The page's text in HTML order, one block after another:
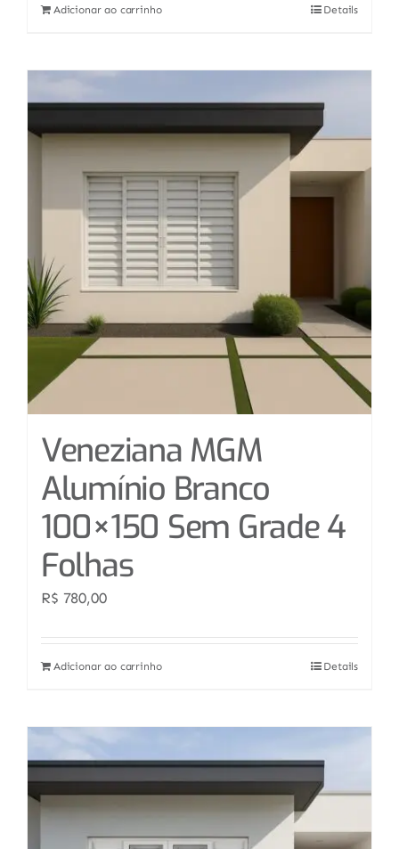
Adicionar ao carrinho Details
Veneziana MGM
Alumínio Branco
100×150 Sem Grade 4
Folhas
R$ 780,00
Adicionar ao carrinho Details